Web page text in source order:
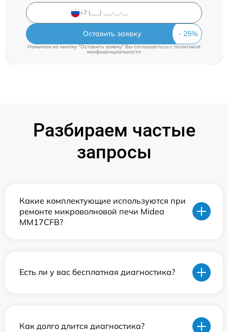
Оставить заявку
Нажимая на кнопку "Оставить заявку" Вы соглашаетесь cполитикой
конфиденциальности
Разбираем частые
запросы
Какие комплектующие используются при
ремонте микроволновой печи Midea
MM17CFB?
Есть ли у вас бесплатная диагностика?
Как долго длится диагностика?